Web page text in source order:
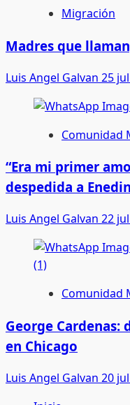
Migración
Madres que
Luis Angel Galvan 25
Comunidad
“Era mi primer
despedida a
Luis Angel Galvan 22
Comunidad
George Cardenas:
en Chicago
Luis Angel Galvan 20